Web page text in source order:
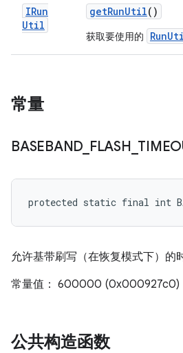
IRun
Util
getRunUtil()
获取要使用的
常量
BASEBAND FLASH
protected static final int
允许基带刷写（在恢复模式下）的
常量值： 600000 (0x000927c0)
公共构造函数